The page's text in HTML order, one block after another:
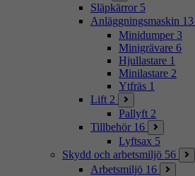
Släpkärror 5
Anläggningsmaskin 13
Minidumper 3
Minigrävare 6
Hjullastare 1
Minilastare 2
Ytfräs 1
Lift 2
Pallyft 2
Tillbehör 16
Lyftsax 5
Skydd och arbetsmiljö 56
Arbetsmiljö 16